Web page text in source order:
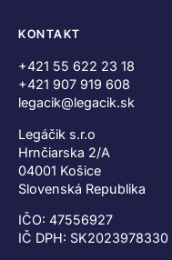
KONTAKT
+421 55 622 23 18
+421 907 919 608
legacik@legacik.sk
Legáčik s.r.o
Hrnčiarska 2/A
04001 Košice
Slovenská Republika
IČO: 47556927
IČ DPH: SK2023978330